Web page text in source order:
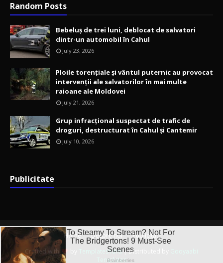
Random Posts
Bebeluș de trei luni, deblocat de salvatori
dintr-un automobil în Cahul
July 23, 2026
Ploile torențiale și vântul puternic au provocat
intervenții ale salvatorilor în mai multe
raioane ale Moldovei
July 21, 2026
Grup infracțional suspectat de trafic de
droguri, destructurat în Cahul și Cantemir
July 10, 2026
Publicitate
Home Despre noi
Publicitate
Crafted with
TemplatesYard| Distributed by
Templates